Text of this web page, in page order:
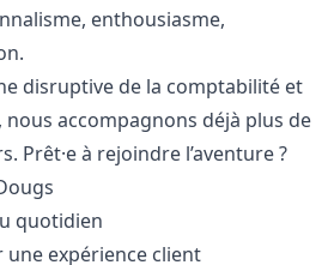
enthousiasme,
disruptive de la comptabilité et
nous accompagnons déjà plus de
Prêt·e à rejoindre l’aventure ?
quotidien
expérience client